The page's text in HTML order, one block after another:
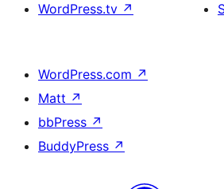
WordPress.tv ↗
WordPress.com ↗
Matt ↗
bbPress ↗
BuddyPress ↗